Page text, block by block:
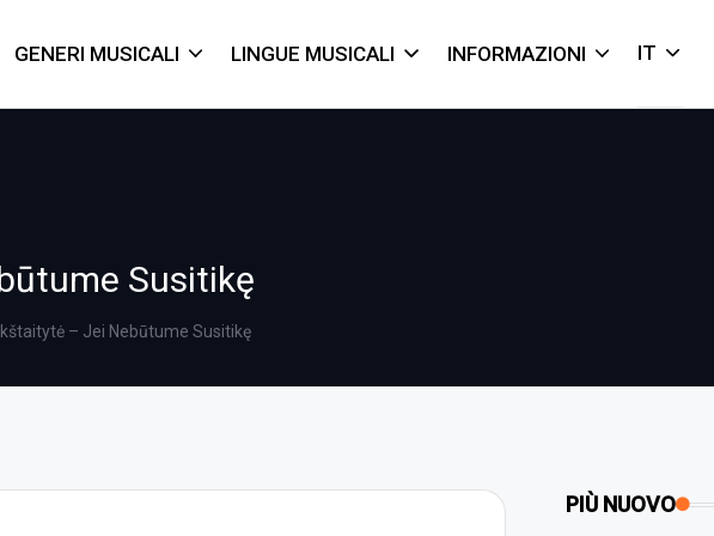
GENERI MUSICALI LINGUE MUSICALI INFORMAZIONI IT
Susitikę
– Jei Nebūtume Susitikę
PIÙ NUOVO